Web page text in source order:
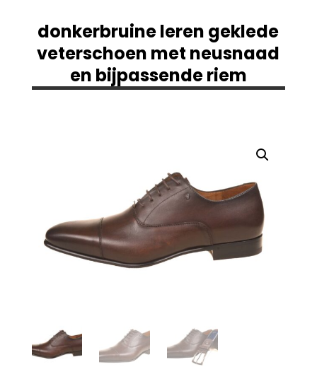
donkerbruine leren geklede
veterschoen met neusnaad
en bijpassende riem